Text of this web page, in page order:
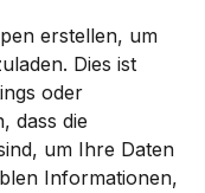
erstellen, um
Dies ist
oder
um Ihre Daten
Informationen,